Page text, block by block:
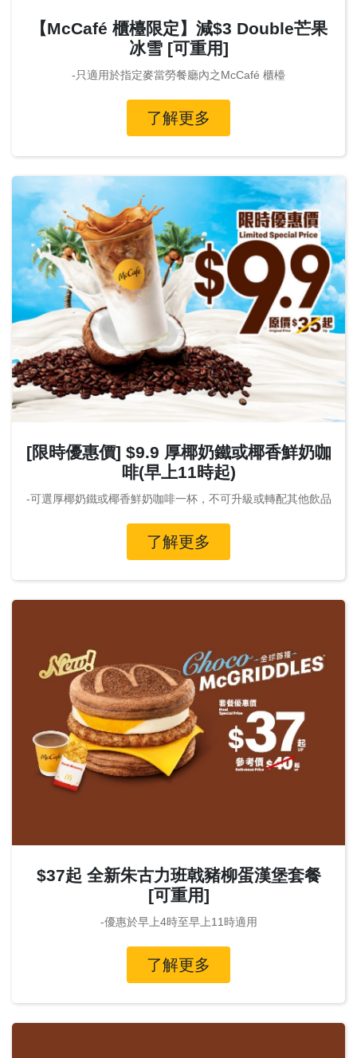
【McCafé 櫃檯限定】減$3 Double芒果
冰雪 [可重用]
-只適用於指定麥當勞餐廳內之McCafé 櫃檯
了解更多
[限時優惠價] $9.9 厚椰奶鐵或椰香鮮奶咖
啡(早上11時起)
-可選厚椰奶鐵或椰香鮮奶咖啡一杯，不可升級或轉配其他飲品
了解更多
$37起 全新朱古力班戟豬柳蛋漢堡套餐
[可重用]
-優惠於早上4時至早上11時適用
了解更多